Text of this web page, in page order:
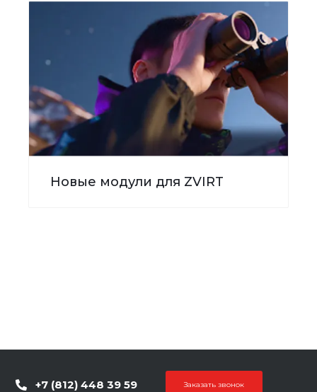
Новые модули для ZVIRT
+7 (812) 448 39 59 Заказать звонок